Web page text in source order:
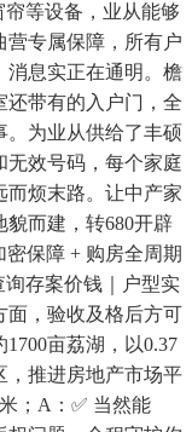
等设备，业从能够
营专属保障，所有户
消息实正在通明。檐
还带有的入户门，全
。为业从供给了丰硕
无效号码，每个家庭
而烦末路。让中产家
而建，转680开辟
保障 + 购房全周期
存案价钱｜户型实
面，验收及格后方可
亩荔湖，以0.37
，推进房地产市场平
；A：✅ 当然能